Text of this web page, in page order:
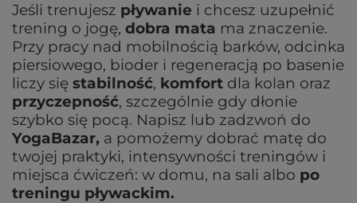
Jeśli trenujesz pływanie i chcesz uzupełnić
trening o jogę, dobra mata ma znaczenie.
Przy pracy nad mobilnością barków, odcinka
piersiowego, bioder i regeneracją po basenie
liczy się stabilność, komfort dla kolan oraz
przyczepność, szczególnie gdy dłonie
szybko się pocą. Napisz lub zadzwoń do
YogaBazar, a pomożemy dobrać matę do
twojej praktyki, intensywności treningów i
miejsca ćwiczeń: w domu, na sali albo po
treningu pływackim.